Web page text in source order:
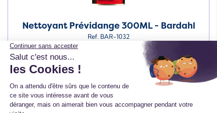
Nettoyant Prévidange 300ML - Bardahl
Ref. BAR-1032
16,66 € TTC
En stock